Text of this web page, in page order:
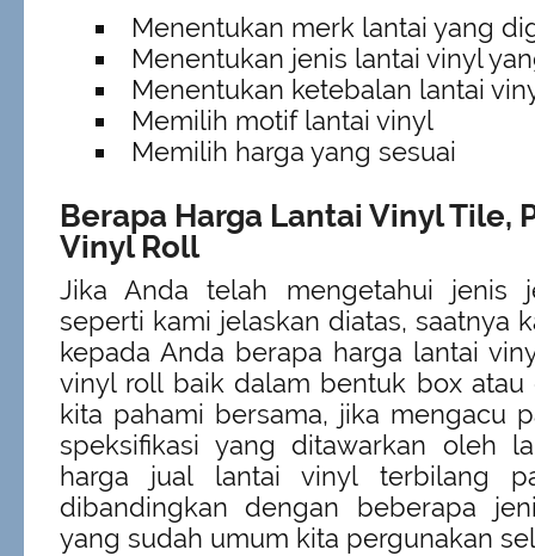
Menentukan merk lantai yang
Menentukan jenis lantai vinyl
Menentukan ketebalan lantai
Memilih motif lantai vinyl
Memilih harga yang sesuai
Berapa Harga Lantai Vinyl Tile,
Vinyl Roll
Jika Anda telah mengetahui jenis
seperti kami jelaskan diatas, saatnya
kepada Anda berapa harga lantai
vinyl roll baik dalam bentuk box atau
kita pahami bersama, jika mengacu
speksifikasi yang ditawarkan oleh
harga jual lantai vinyl terbilang
dibandingkan dengan beberapa
yang sudah umum kita pergunakan